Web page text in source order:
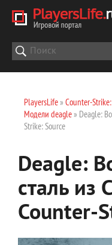
PlayersLife» Counter-
Модели deagle» Deagle:
Strike: Source
Deagle:
сталь из
Counter-